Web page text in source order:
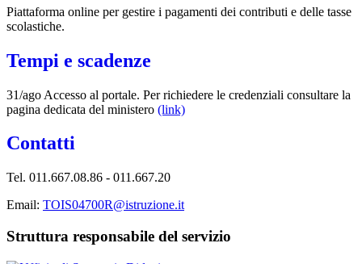
Piattaforma online per gestire i pagamenti dei contributi e delle tasse
scolastiche.
Tempi e scadenze
31/ago Accesso al portale. Per richiedere le credenziali consultare la
pagina dedicata del ministero (link)
Contatti
Tel. 011.667.08.86 - 011.667.20
Email: TOIS04700R@istruzione.it
Struttura responsabile del servizio